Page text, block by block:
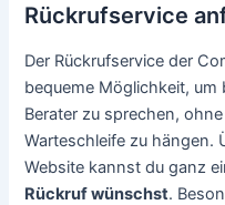
Rückrufservice
Der Rückrufservice der
bequeme Möglichkeit, um
Berater zu sprechen,
Warteschleife zu hängen.
Website kannst du ganz
Rückruf wünschst.